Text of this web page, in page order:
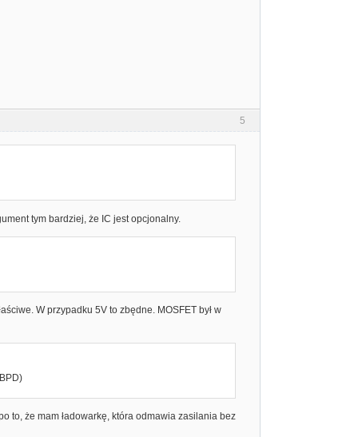
5
tym bardziej, że IC jest opcjonalny.
W przypadku 5V to zbędne. MOSFET był w
to, że mam ładowarkę, która odmawia zasilania bez